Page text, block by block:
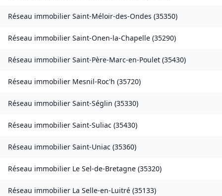
Réseau immobilier Saint-Méloir-des-Ondes (35350)
Réseau immobilier Saint-Onen-la-Chapelle (35290)
Réseau immobilier Saint-Père-Marc-en-Poulet (35430)
Réseau immobilier Mesnil-Roc'h (35720)
Réseau immobilier Saint-Séglin (35330)
Réseau immobilier Saint-Suliac (35430)
Réseau immobilier Saint-Uniac (35360)
Réseau immobilier Le Sel-de-Bretagne (35320)
Réseau immobilier La Selle-en-Luitré (35133)